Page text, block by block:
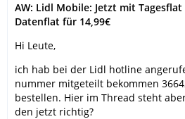
AW: Lidl Mobile: Jetzt mit
Datenflat für 14,99€
Hi Leute,
ich hab bei der Lidl hotline
nummer mitgeteilt bekommen
bestellen. Hier im Thread steht
den jetzt richtig?